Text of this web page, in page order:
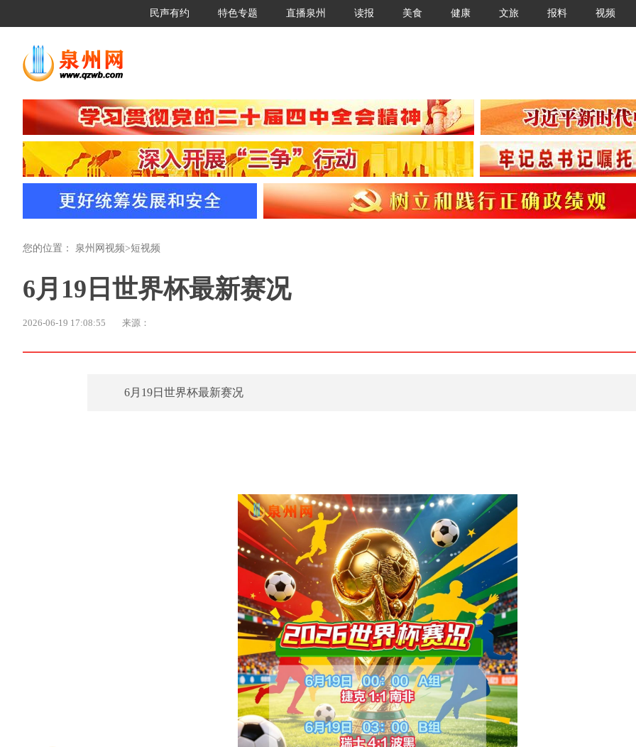
民声有约 特色专题 直播泉州 读报 美食 健康 文旅 报料 视频
您的位置： 泉州网视频>短视频
6月19日世界杯最新赛况
2026-06-19 17:08:55 来源：
6月19日世界杯最新赛况